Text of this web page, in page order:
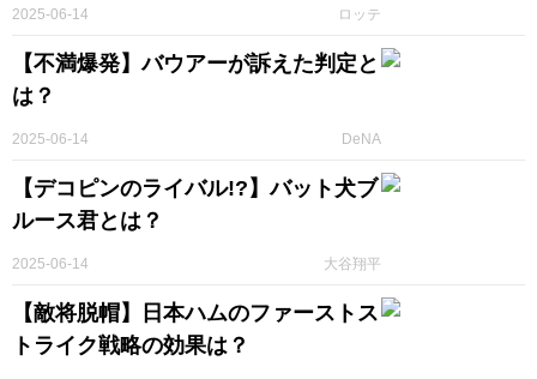
ロッテ
2025-06-14
【不満爆発】バウアーが訴えた判定と
は？
DeNA
2025-06-14
【デコピンのライバル!?】バット犬ブ
ルース君とは？
大谷翔平
2025-06-14
【敵将脱帽】日本ハムのファーストス
トライク戦略の効果は？